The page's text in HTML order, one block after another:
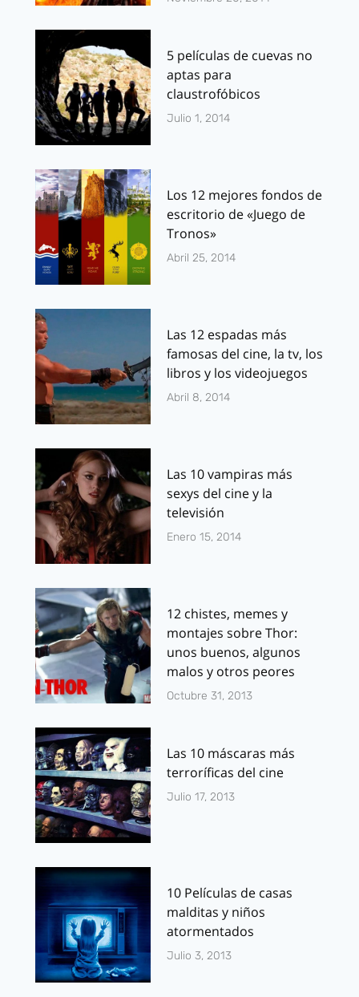
5 películas de cuevas no
aptas para
claustrofóbicos
Julio 1, 2014
Los 12 mejores fondos de
escritorio de «Juego de
Tronos»
Abril 25, 2014
Las 12 espadas más
famosas del cine, la tv, los
libros y los videojuegos
Abril 8, 2014
Las 10 vampiras más
sexys del cine y la
televisión
Enero 15, 2014
12 chistes, memes y
montajes sobre Thor:
unos buenos, algunos
malos y otros peores
Octubre 31, 2013
Las 10 máscaras más
terroríficas del cine
Julio 17, 2013
10 Películas de casas
malditas y niños
atormentados
Julio 3, 2013